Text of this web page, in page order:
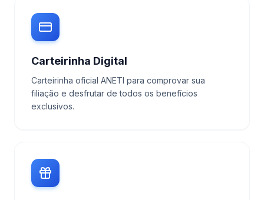
Carteirinha Digital
Carteirinha oficial ANETI para comprovar sua
filiação e desfrutar de todos os benefícios
exclusivos.